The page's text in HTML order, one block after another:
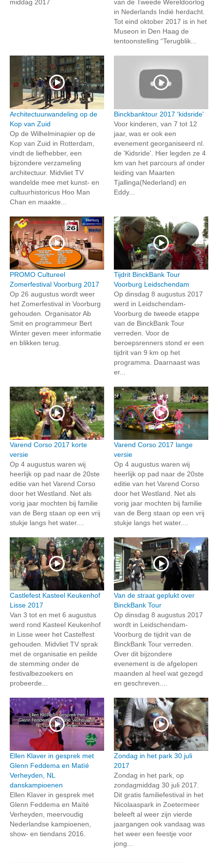
middag 2017
van de Tweede Wereldoorlog
in Nederlands Indië herdacht.
Tot eind oktober 2017 is in het
Museon in Den Haag de
tentoonstelling “Terugblik...
Architectuurwandeling op de
Kop van Zuid
Op de Wilhelminapier op de
Kop van Zuid in Rotterdam,
vindt de liefhebber, een
bijzondere verzameling
architectuur. Midvliet TV
wandelde mee met kunst- en
cultuurhistoricus Hoo Man
Chan en maakte...
Binckbanktour 2017 'kidsride'
Voor kinderen, van 7 tot 12
jaar, was er ook een
evenement georganiseerd nl.
de 'Kidsride'. Hier legden ze 4
km van het parcours af onder
leiding van Maarten
Tjallinga(Nederland) en
Eddy...
PROMO Cultureel
Zomerfestival Voorburg 2017
Op 26 augustus wordt weer
het Zomerfestival in Voorburg
gehouden. Organisator Ab
Smit en programmeur Bert
Winter geven meer informatie
en blikken terug.
Tijdrit BinckBank Tour
Voorburg Leidschendam
Op dinsdag 8 augustus 2017
werd in Leidschendam-
Voorburg de tweede etappe
van de BinckBank Tour
verreden. Voor de
beroepsrenners stond er een
tijdrit van 9 km op het
programma. Daarnaast was
er...
Varend Corso 2017 korte
versie
Op 4 augustus waren wij
heerlijk op pad naar de 20ste
editie van het Varend Corso
door het Westland. Net als
vorig jaar mochten bij familie
van de Berg staan op een vrij
stukje langs het water....
Varend Corso 2017 lange
versie
Op 4 augustus waren wij
heerlijk op pad naar de 20ste
editie van het Varend Corso
door het Westland. Net als
vorig jaar mochten bij familie
van de Berg staan op een vrij
stukje langs het water....
Castlefest Kasteel Keukenhof
Lisse 2017
Van 3 tot en met 6 augustus
werd rond Kasteel Keukenhof
in Lisse weer het Castelfest
gehouden. Midvliet TV sprak
met de organisatie en peilde
de stemming onder de
festivalbezoekers en
probeerde...
Van de straat geplukt over
BinckBank Tour
Op dinsdag 8 augustus 2017
wordt in Leidschendam-
Voorburg de tijdrit van de
BinckBank Tour verreden.
Over dit bijzondere
evenement is de afgelopen
maanden al heel wat gezegd
en geschreven....
Ellen Klaver in gesprek met
Glenn Feddema en Matïé
Verheyden, NL
danskampioenen
Ellen Klaver in gesprek met
Glenn Feddema en Maïté
Verheyden, meervoudig
Nederlandse kampioenen,
show- en tiendans 2016.
Zondag in het park 30 juli
2017
Zondag in het park, op
zondagmiddag 30 juli 2017.
Dit gratis familiefestival in het
Nicolaaspark in Zoetermeer
beleeft al weer zijn vierde
jaargangen ook vandaag was
het weer een feestje voor
jong...